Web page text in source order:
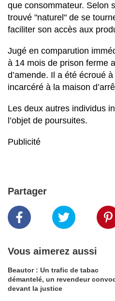
que consommateur. Selon
trouvé "naturel" de se
faciliter son accès aux
Jugé en comparution
à 14 mois de prison ferme
d’amende. Il a été écroué
incarcéré à la maison
Les deux autres individus
l’objet de poursuites.
Publicité
Partager
Vous aimerez aussi
Beautor : Un trafic de tabac
démantelé, un revendeur
devant la justice